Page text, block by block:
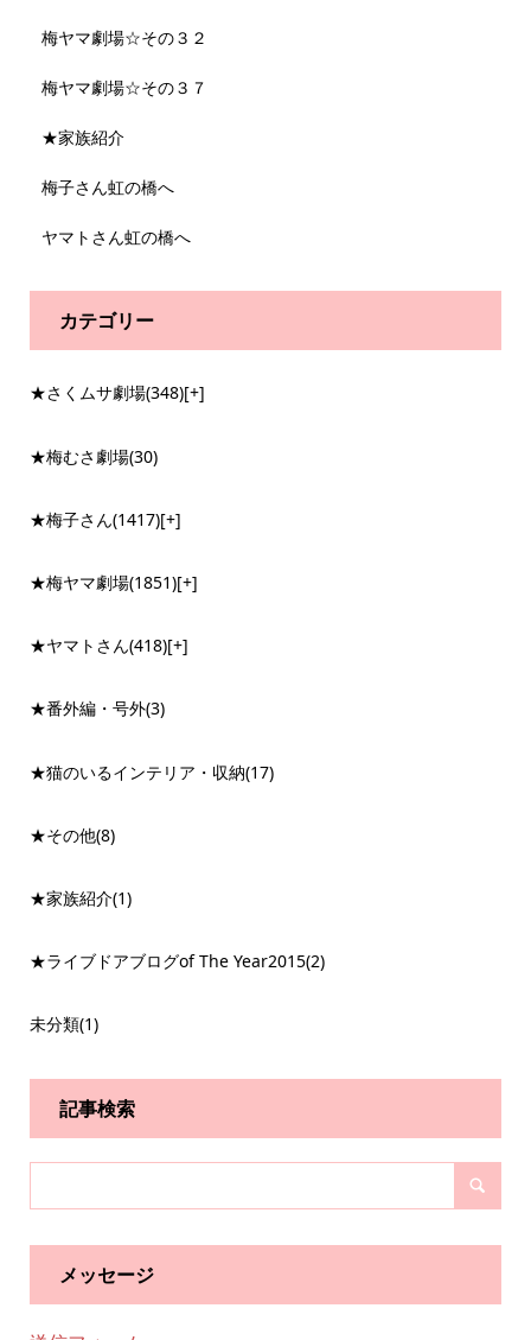
梅ヤマ劇場☆その３２
梅ヤマ劇場☆その３７
★家族紹介
梅子さん虹の橋へ
ヤマトさん虹の橋へ
カテゴリー
★さくムサ劇場(348)[+]
★梅むさ劇場(30)
★梅子さん(1417)[+]
★梅ヤマ劇場(1851)[+]
★ヤマトさん(418)[+]
★番外編・号外(3)
★猫のいるインテリア・収納(17)
★その他(8)
★家族紹介(1)
★ライブドアブログof The Year2015(2)
未分類(1)
記事検索
メッセージ